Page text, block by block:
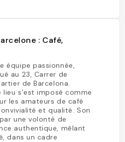
: Café,
équipe passionnée,
au 23, Carrer de
de Barcelona.
s’est imposé comme
les amateurs de café
et qualité. Son
une volonté de
authentique, mêlant
dans un cadre